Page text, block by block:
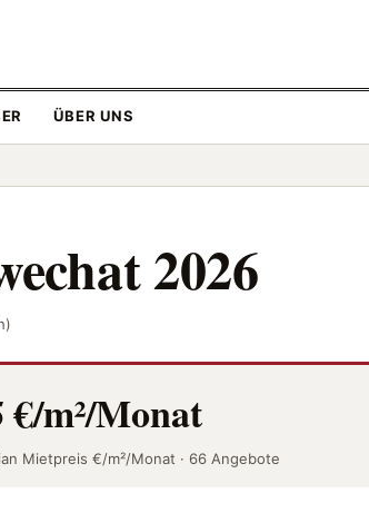
ÜBER UNS
2026
€/m²/Monat
Mietpreis €/m²/Monat · 66 Angebote